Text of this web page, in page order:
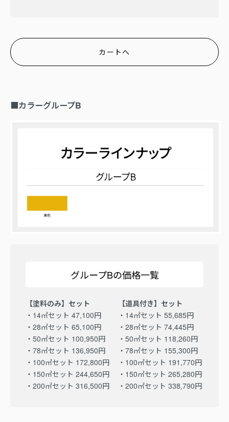
カートへ
■カラーグループB
グループBの価格一覧
【塗料のみ】セット
・14㎡セット 47,100円
・28㎡セット 65,100円
・50㎡セット 100,950円
・78㎡セット 136,950円
・100㎡セット 172,800円
・150㎡セット 244,650円
・200㎡セット 316,500円
【道具付き】セット
・14㎡セット 55,685円
・28㎡セット 74,445円
・50㎡セット 118,260円
・78㎡セット 155,300円
・100㎡セット 191,770円
・150㎡セット 265,280円
・200㎡セット 338,790円